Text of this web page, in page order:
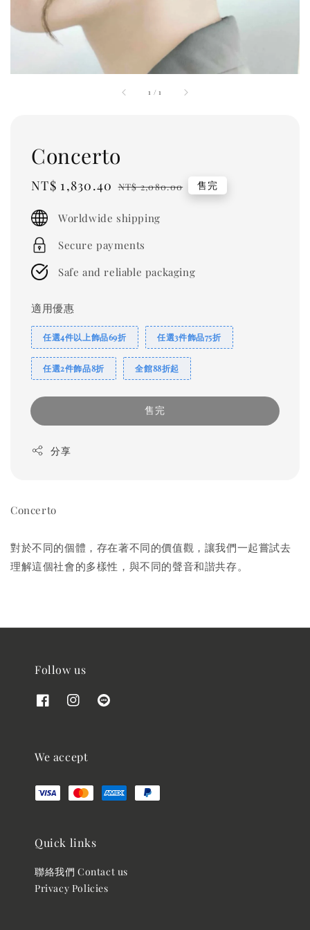
1 /1
Concerto
Sale
NT$ 1,830.40 Regular
NT$ 2,080.00 售完
Worldwide shipping
Secure payments
Safe and reliable packaging
適用優惠
任選4件以上飾品69折 任選3件飾品75折
任選2件飾品8折 全館88折起
售完
分享
Concerto
對於不同的個體，存在著不同的價值觀，讓我們一起嘗試去
理解這個社會的多樣性，與不同的聲音和諧共存。
Follow us
We accept
Quick links
聯絡我們 Contact us
Privacy Policies